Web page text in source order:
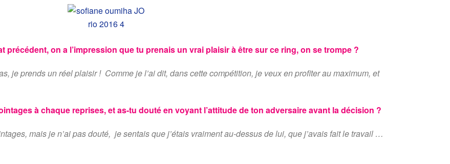
précédent, on a l’impression que tu prenais un vrai plaisir à être sur ce ring, on se trompe ?
je prends un réel plaisir ! Comme je l’ai dit, dans cette compétition, je veux en profiter au maximum, et
à chaque reprises, et as-tu douté en voyant l’attitude de ton adversaire avant la décision ?
mais je n’ai pas douté, je sentais que j’étais vraiment au-dessus de lui, que j’avais fait le travail …